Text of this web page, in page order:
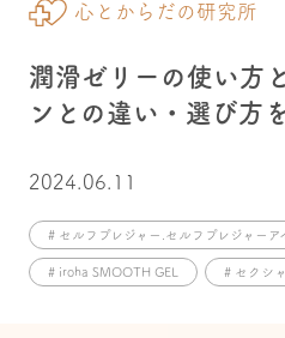
心とからだの研究所
潤滑ゼリーの使い方
ンとの違い・選び方
2024.06.11
# セルフプレジャー.セルフプレジャーア
# iroha SMOOTH GEL # セクシ